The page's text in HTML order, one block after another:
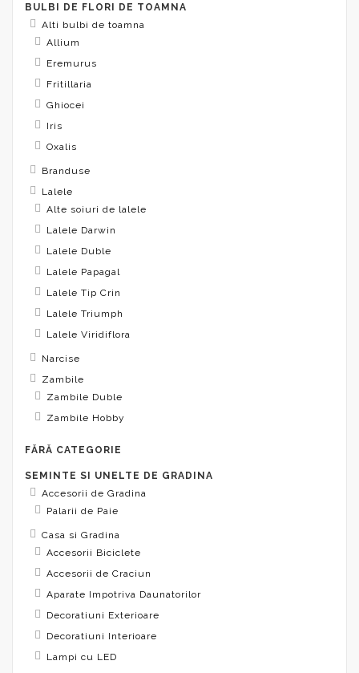
BULBI DE FLORI DE TOAMNA
Alti bulbi de toamna
Allium
Eremurus
Fritillaria
Ghiocei
Iris
Oxalis
Branduse
Lalele
Alte soiuri de lalele
Lalele Darwin
Lalele Duble
Lalele Papagal
Lalele Tip Crin
Lalele Triumph
Lalele Viridiflora
Narcise
Zambile
Zambile Duble
Zambile Hobby
FĂRĂ CATEGORIE
SEMINTE SI UNELTE DE GRADINA
Accesorii de Gradina
Palarii de Paie
Casa si Gradina
Accesorii Biciclete
Accesorii de Craciun
Aparate Impotriva Daunatorilor
Decoratiuni Exterioare
Decoratiuni Interioare
Lampi cu LED